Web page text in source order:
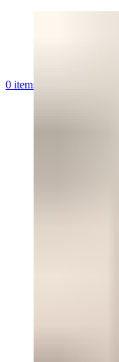
0 items